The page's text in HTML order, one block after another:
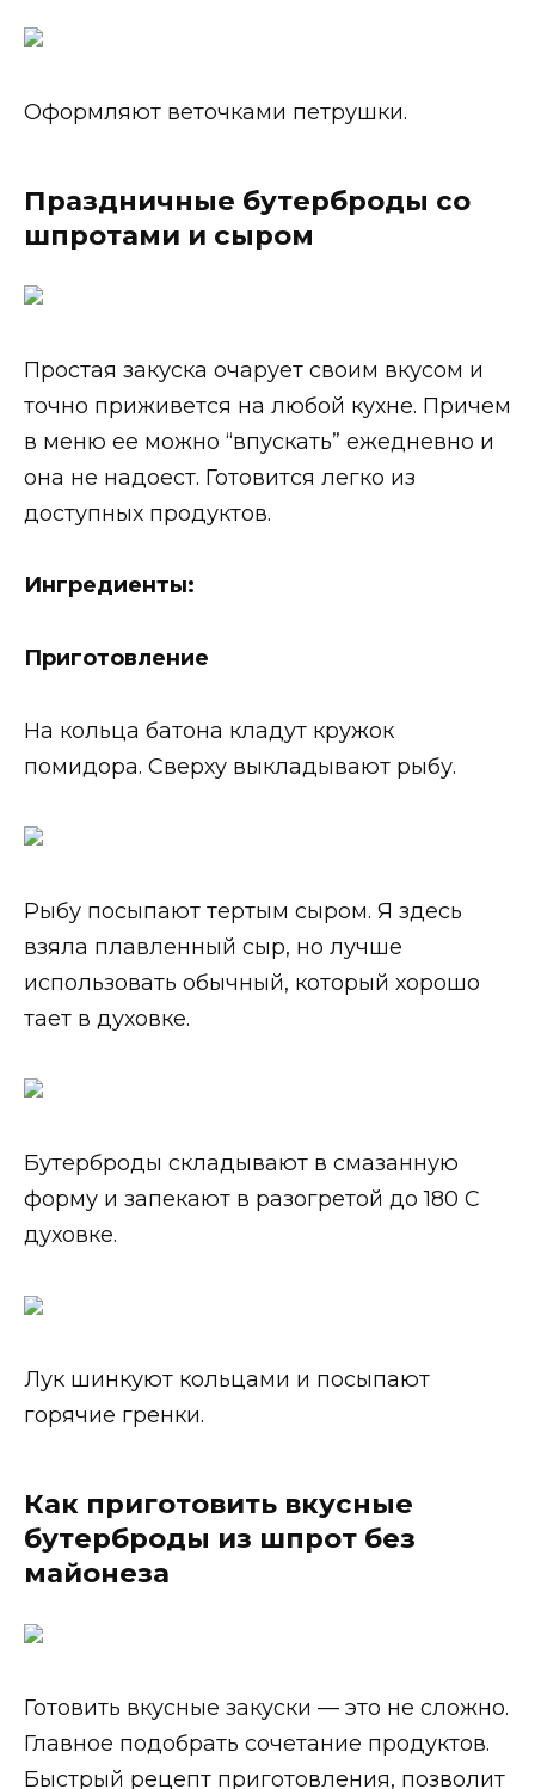
Оформляют веточками петрушки.
Праздничные бутерброды со
шпротами и сыром
Простая закуска очарует своим вкусом и
точно приживется на любой кухне. Причем
в меню ее можно “впускать” ежедневно и
она не надоест. Готовится легко из
доступных продуктов.
Ингредиенты:
Приготовление
На кольца батона кладут кружок
помидора. Сверху выкладывают рыбу.
Рыбу посыпают тертым сыром. Я здесь
взяла плавленный сыр, но лучше
использовать обычный, который хорошо
тает в духовке.
Бутерброды складывают в смазанную
форму и запекают в разогретой до 180 С
духовке.
Лук шинкуют кольцами и посыпают
горячие гренки.
Как приготовить вкусные
бутерброды из шпрот без
майонеза
Готовить вкусные закуски — это не сложно.
Главное подобрать сочетание продуктов.
Быстрый рецепт приготовления, позволит